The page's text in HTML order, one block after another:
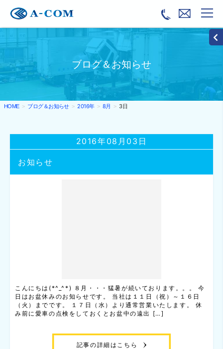
ブログ＆お知らせ
HOME ブログ＆お知らせ 2016年 8月 3日
お知らせ
2016年08月03日
こんにちは(*^_^*) ８月・・・猛暑が続いております。。。 今
日はお盆休みのお知らせです。 当社は１１日（祝）～１６日
（火）までです。 １７日（水）より通常営業いたします。 休
み前に愛車の点検をしておくとお盆中の遠出 […]
記事の詳細はこちら